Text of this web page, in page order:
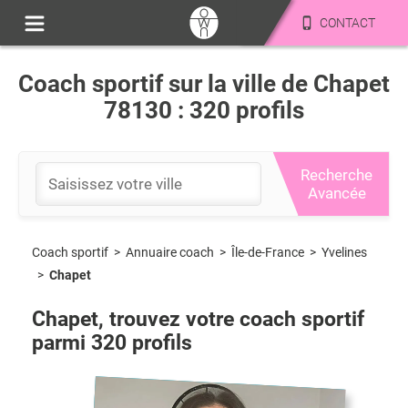
CONTACT
Coach sportif sur la ville de Chapet
78130 : 320 profils
Recherche
Avancée
Coach sportif > Annuaire coach > Île-de-France > Yvelines
> Chapet
Chapet, trouvez votre coach sportif
parmi 320 profils